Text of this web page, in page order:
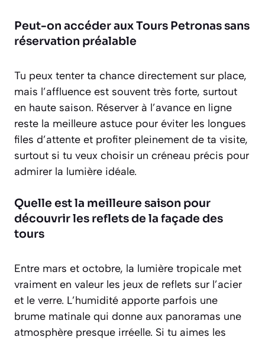
Peut-on accéder aux Tours Petronas sans
réservation préalable
Tu peux tenter ta chance directement sur place,
mais l’affluence est souvent très forte, surtout
en haute saison. Réserver à l’avance en ligne
reste la meilleure astuce pour éviter les longues
files d’attente et profiter pleinement de ta visite,
surtout si tu veux choisir un créneau précis pour
admirer la lumière idéale.
Quelle est la meilleure saison pour
découvrir les reflets de la façade des
tours
Entre mars et octobre, la lumière tropicale met
vraiment en valeur les jeux de reflets sur l’acier
et le verre. L’humidité apporte parfois une
brume matinale qui donne aux panoramas une
atmosphère presque irréelle. Si tu aimes les